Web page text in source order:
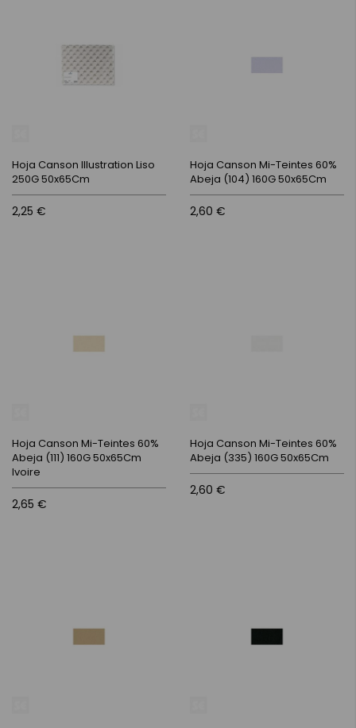
Hoja Canson Illustration Liso
250G 50x65Cm
2,25 €
Hoja Canson Mi-Teintes 60%
Abeja (104) 160G 50x65Cm
2,60 €
Hoja Canson Mi-Teintes 60%
Abeja (111) 160G 50x65Cm
Ivoire
2,65 €
Hoja Canson Mi-Teintes 60%
Abeja (335) 160G 50x65Cm
2,60 €